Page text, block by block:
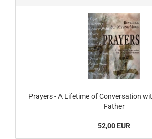
Prayers - A Lifetime of Conversation
Father
52,00 EUR